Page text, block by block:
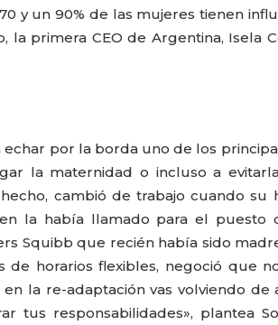
y un 90% de las mujeres tienen
primera CEO de Argentina, Isela
por la borda uno de los
la maternidad o incluso a
cambió de trabajo cuando su
la había llamado para el puesto
Squibb que recién había sido
horarios flexibles, negoció que
la re-adaptación vas volviendo
tus responsabilidades», plantea